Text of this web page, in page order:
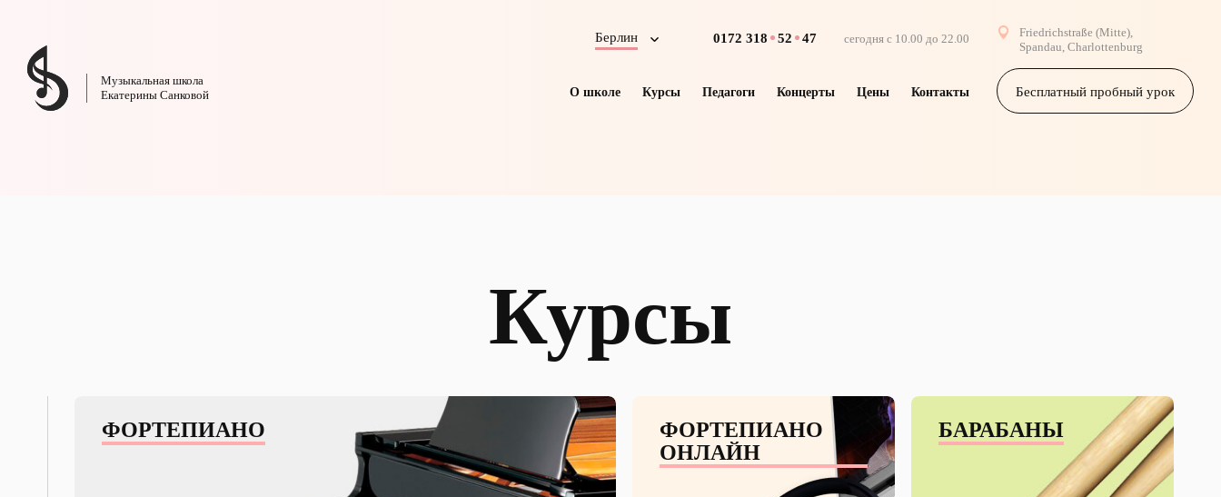
Музыкальная школа
Екатерины Санковой
Берлин 0172 318 52 47 сегодня с 10.00 до 22.00
О школе Курсы Педагоги Концерты Цены Контакты
Friedrichstraße (Mitte),
Spandau, Charlottenburg
Бесплатный пробный урок
Курсы
ФОРТЕПИАНО
ФОРТЕПИАНО
ОНЛАЙН
БАРАБАНЫ